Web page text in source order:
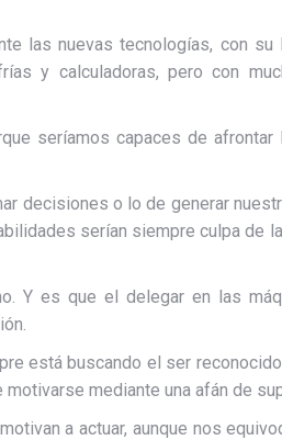
las nuevas tecnologías, con
y calculadoras, pero con
seríamos capaces de
decisiones o lo de generar
serían siempre culpa de
Y es que el delegar en las
está buscando el ser
mediante una afán de
a actuar, aunque nos